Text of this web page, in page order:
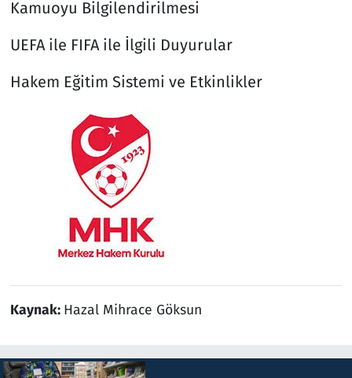
Kamuoyu Bilgilendirilmesi
UEFA ile FIFA ile İlgili Duyurular
Hakem Eğitim Sistemi ve Etkinlikler
Kaynak: Hazal Mihrace Göksun